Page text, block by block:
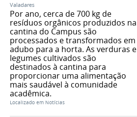
Valadares
Por ano, cerca de 700 kg de
resíduos orgânicos produzidos na
cantina do Campus são
processados e transformados em
adubo para a horta. As verduras e
legumes cultivados são
destinados à cantina para
proporcionar uma alimentação
mais saudável à comunidade
acadêmica.
Localizado em Notícias